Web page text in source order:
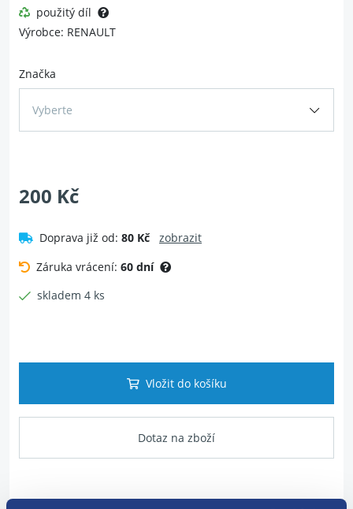
použitý díl
Výrobce: RENAULT
Značka
Vyberte
200 Kč
Doprava již od: 80 Kč
zobrazit
Záruka vrácení: 60 dní
skladem 4 ks
Vložit do košíku
Dotaz na zboží